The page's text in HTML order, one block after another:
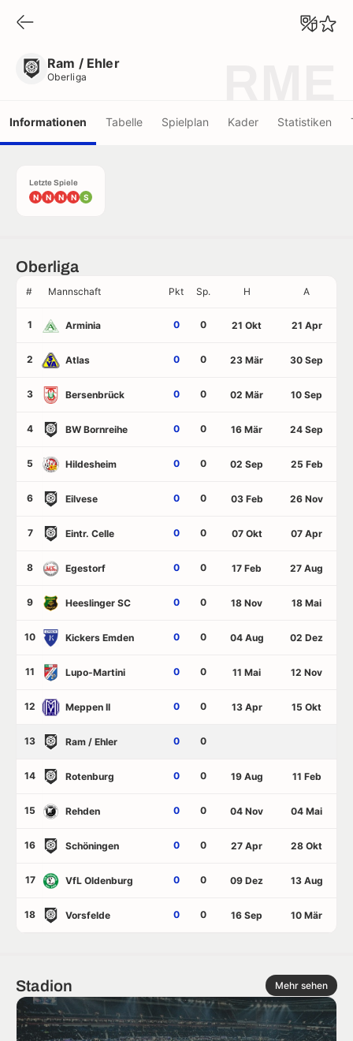
Ram / Ehler
Oberliga
Informationen Tabelle Spielplan Kader Statistiken
Letzte Spiele
N N N N S
Oberliga
# Mannschaft Pkt Sp. H A
1 Arminia 0 0 21 Okt 21 Apr
2 Atlas 0 0 23 Mär 30 Sep
3 Bersenbrück 0 0 02 Mär 10 Sep
4 BW Bornreihe 0 0 16 Mär 24 Sep
5 Hildesheim 0 0 02 Sep 25 Feb
6 Eilvese 0 0 03 Feb 26 Nov
7 Eintr. Celle 0 0 07 Okt 07 Apr
8 Egestorf 0 0 17 Feb 27 Aug
9 Heeslinger SC 0 0 18 Nov 18 Mai
10 Kickers Emden 0 0 04 Aug 02 Dez
11 Lupo-Martini 0 0 11 Mai 12 Nov
12 Meppen II 0 0 13 Apr 15 Okt
13 Ram / Ehler 0 0
14 Rotenburg 0 0 19 Aug 11 Feb
15 Rehden 0 0 04 Nov 04 Mai
16 Schöningen 0 0 27 Apr 28 Okt
17 VfL Oldenburg 0 0 09 Dez 13 Aug
18 Vorsfelde 0 0 16 Sep 10 Mär
Stadion Mehr sehen